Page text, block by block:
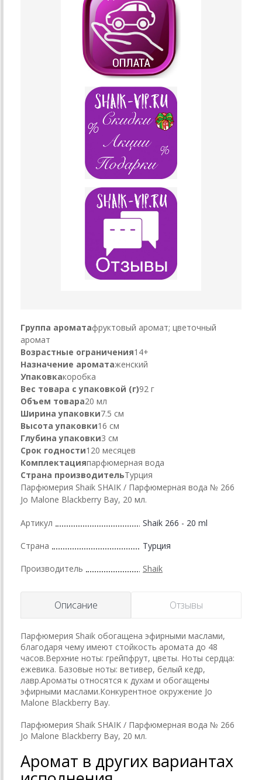
Группа ароматафруктовый аромат; цветочный
аромат
Возрастные ограничения14+
Назначение ароматаженский
Упаковкакоробка
Вес товара с упаковкой (г)92 г
Объем товара20 мл
Ширина упаковки7.5 см
Высота упаковки16 см
Глубина упаковки3 см
Срок годности120 месяцев
Комплектацияпарфюмерная вода
Страна производительТурция
Парфюмерия Shaik SHAIK / Парфюмерная вода № 266
Jo Malone Blackberry Bay, 20 мл.
Артикул Shaik 266 - 20 ml
Страна Турция
Производитель Shaik
Описание Отзывы
Парфюмерия Shaik обогащена эфирными маслами,
благодаря чему имеют стойкость аромата до 48
часов.Верхние ноты: грейпфрут, цветы. Ноты сердца:
ежевика. Базовые ноты: ветивер, белый кедр,
лавр.Ароматы относятся к духам и обогащены
эфирными маслами.Конкурентное окружение Jo
Malone Blackberry Bay.
Парфюмерия Shaik SHAIK / Парфюмерная вода № 266
Jo Malone Blackberry Bay, 20 мл.
Аромат в других вариантах